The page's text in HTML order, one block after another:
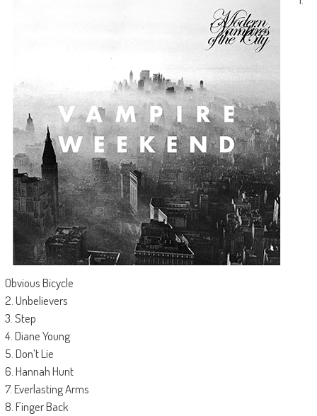
Obvious Bicycle
2. Unbelievers
3. Step
4. Diane Young
5. Don’t Lie
6. Hannah Hunt
7. Everlasting Arms
8. Finger Back